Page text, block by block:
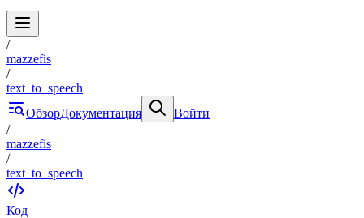
/
mazzefis
/
text_to_speech
ОбзорДокументация
Войти
/
mazzefis
/
text_to_speech
Код